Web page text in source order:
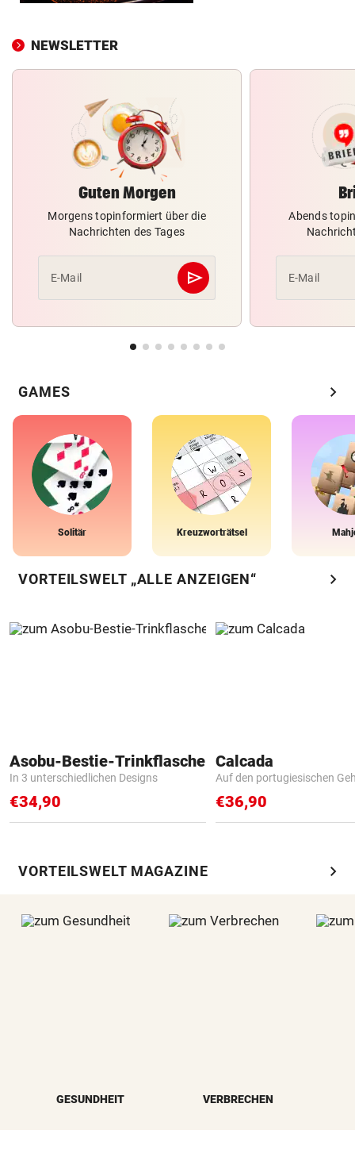
NEWSLETTER
Guten Morgen
Morgens topinformiert über die
Nachrichten des Tages
E-Mail send
Abschicken
Abends
E-Mail
GAMES chevron_right
Solitär Kreuzworträtsel
VORTEILSWELT „ALLE ANZEIGEN“ chevron_right
Asobu-Bestie-Trinkflasche
In 3 unterschiedlichen Designs
€34,90
Calcada
Auf den portugiesischen
€36,90
VORTEILSWELT MAGAZINE chevron_right
GESUNDHEIT VERBRECHEN